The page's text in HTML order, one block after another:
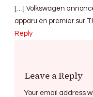
[…] Volkswagen
apparu en premier sur
Reply
Leave a Reply
Your email address